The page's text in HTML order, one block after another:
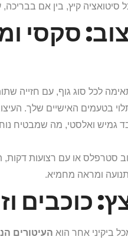
קיץ, בין אם
סקסי
לכל סוג גוף, עם חזייה
בטעמים האישיים שלך.
גמיש ואלסטי, מה שמבטיח
סטרפלס או עם רצועות דקות,
ומראה מחמיא.
כוכבים
ביקיני אחר הוא העיטורים